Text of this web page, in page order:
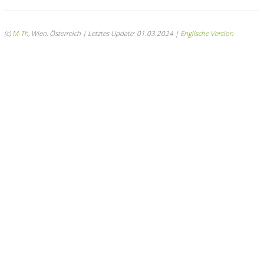
(c) M-Th, Wien, Österreich | Letztes Update: 01.03.2024 | Englische Version